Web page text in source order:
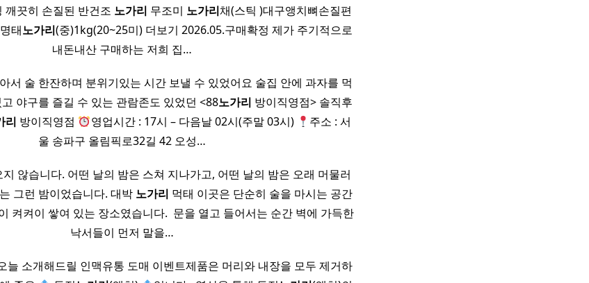
깨끗히 손질된 반건조 노가리 무조미 노가리채(스틱 )대구앵치뼈손질편
태노가리(중)1kg(20~25미) 더보기 2026.05.구매확정 제가 주기적으로
내돈내산 구매하는 저희 집…
서 술 한잔하며 분위기있는 시간 보낼 수 있었어요 술집 안에 과자를 먹
야구를 즐길 수 있는 관람존도 있었던 <88노가리 방이직영점> 솔직후
리 방이직영점 영업시간 : 17시 – 다음날 02시(주말 03시)
주소 : 서
울 송파구 올림픽로32길 42 오성…
않습니다. 어떤 날의 밤은 스쳐 지나가고, 어떤 날의 밤은 오래 머물러
그런 밤이었습니다. 대박 노가리 먹태 이곳은 단순히 술을 마시는 공간
켜켜이 쌓여 있는 장소였습니다. ​ 문을 열고 들어서는 순간 벽에 가득한
낙서들이 먼저 말을…
늘 소개해드릴 인맥유통 도매 이벤트제품은 머리와 내장을 모두 제거하